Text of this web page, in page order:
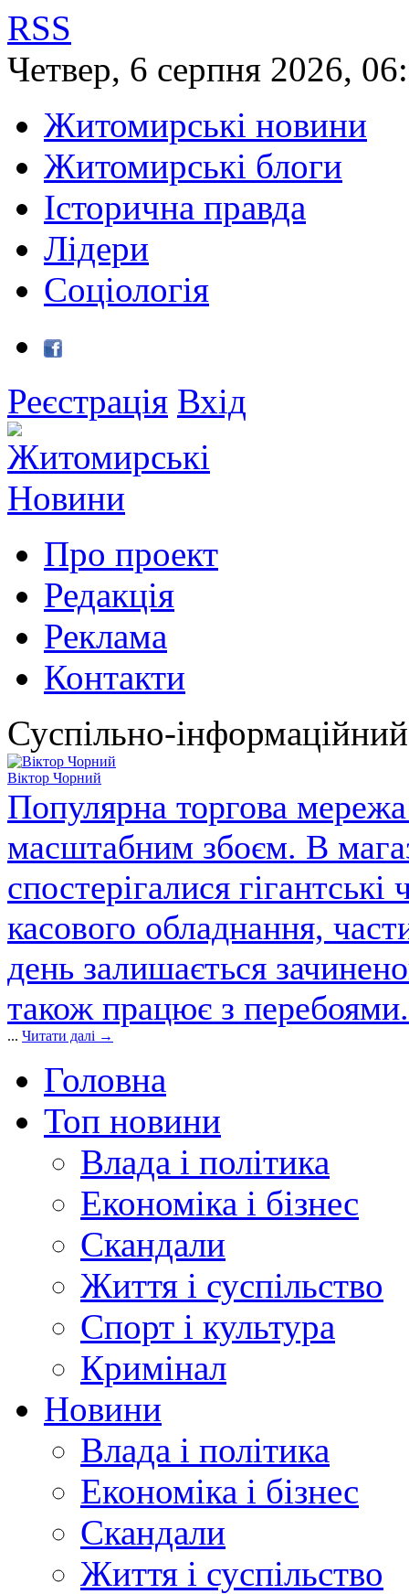
RSS
Четвер, 6 серпня 2026,
Житомирські новини
Житомирські блоги
Історична правда
Лідери
Соціологія
Реєстрація Вхід
Про проект
Редакція
Реклама
Контакти
Суспільно-
Віктор Чорний
Популярна торгова
масштабним збоєм. В
спостерігалися
касового обладнання,
день залишається
також працює з
... Читати далі →
Головна
Топ новини
Влада і політика
Економіка і бізнес
Скандали
Життя і суспільство
Спорт і культура
Кримінал
Новини
Влада і політика
Економіка і бізнес
Скандали
Життя і суспільство